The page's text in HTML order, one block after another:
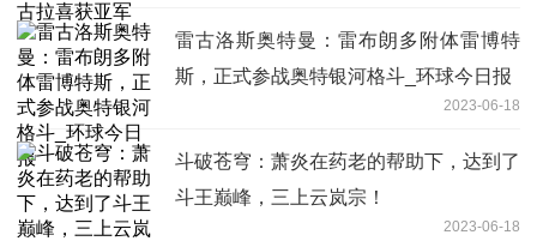
雷古洛斯奥特曼：雷布朗多附体雷博特
斯，正式参战奥特银河格斗_环球今日报
2023-06-18
斗破苍穹：萧炎在药老的帮助下，达到了
斗王巅峰，三上云岚宗！
2023-06-18